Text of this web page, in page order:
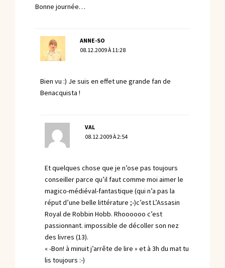
Bonne journée…
ANNE-SO
08.12.2009 À 11:28
Bien vu :) Je suis en effet une grande fan de
Benacquista !
VAL
08.12.2009 À 2:54
Et quelques chose que je n’ose pas toujours
conseiller parce qu’il faut comme moi aimer le
magico-médiéval-fantastique (qui n’a pas la
réput d’une belle littérature ;-)c’est L’Assasin
Royal de Robbin Hobb. Rhoooooo c’est
passionnant. impossible de décoller son nez
des livres (13).
« -Bon! à minuit j’arrête de lire » et à 3h du mat tu
lis toujours :-)